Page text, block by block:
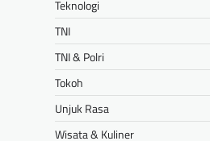
Teknologi
TNI
TNI & Polri
Tokoh
Unjuk Rasa
Wisata & Kuliner